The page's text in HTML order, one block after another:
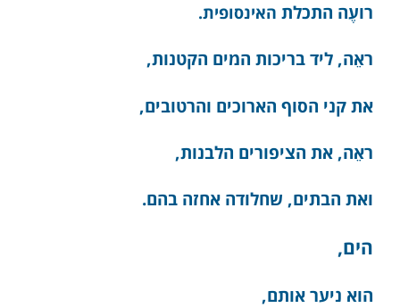
רועֶה התכלת האינסופית.
ראֵה, ליד בריכות המים הקטנות,
את קני הסוף הארוכים והרטובים,
ראֵה, את הציפורים הלבנות,
ואת הבתים, שחלודה אחזה בהם.
הים,
הוא ניער אותם,